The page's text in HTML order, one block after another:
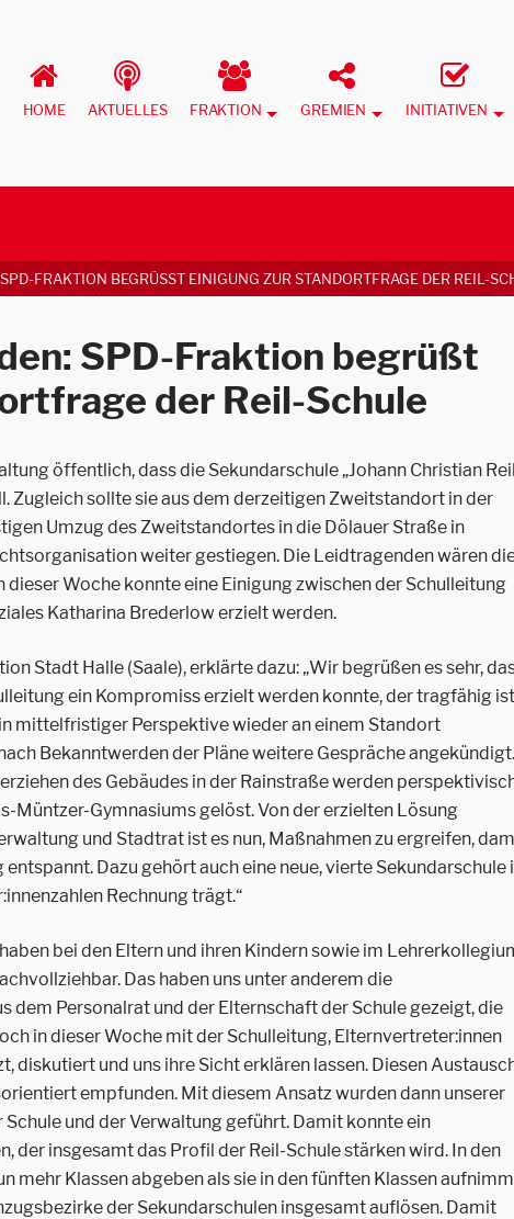
HOME AKTUELLES FRAKTION GREMIEN INITIATIVEN
FRAKTION BEGRÜSST EINIGUNG ZUR STANDORTFRAGE DER REIL-
SPD-Fraktion begrüßt
der Reil-Schule
öffentlich, dass die Sekundarschule „Johann Christian
Zugleich sollte sie aus dem derzeitigen Zweitstandort in der
Umzug des Zweitstandortes in die Dölauer Straße in
weiter gestiegen. Die Leidtragenden wären
dieser Woche konnte eine Einigung zwischen der Schulleitung
Katharina Brederlow erzielt werden.
Stadt Halle (Saale), erklärte dazu: „Wir begrüßen es sehr,
ein Kompromiss erzielt werden konnte, der tragfähig ist
mittelfristiger Perspektive wieder an einem Standort
Bekanntwerden der Pläne weitere Gespräche angekündigt.
des Gebäudes in der Rainstraße werden
Müntzer-Gymnasiums gelöst. Von der erzielten Lösung
und Stadtrat ist es nun, Maßnahmen zu ergreifen,
Dazu gehört auch eine neue, vierte Sekundarschule
Rechnung trägt.“
bei den Eltern und ihren Kindern sowie im
Das haben uns unter anderem die
dem Personalrat und der Elternschaft der Schule gezeigt, die
in dieser Woche mit der Schulleitung, Elternvertreter:innen
diskutiert und uns ihre Sicht erklären lassen. Diesen
empfunden. Mit diesem Ansatz wurden dann unserer
und der Verwaltung geführt. Damit konnte ein
der insgesamt das Profil der Reil-Schule stärken wird. In den
mehr Klassen abgeben als sie in den fünften Klassen
der Sekundarschulen insgesamt auflösen. Damit